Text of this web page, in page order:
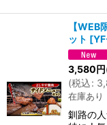
【WEB
ット [
3,580円
(税込:
在庫あり
釧路の